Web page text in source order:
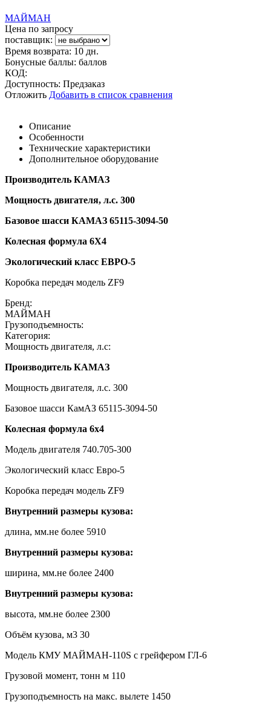
МАЙМАН
Цена по запросу
поставщик:
Время возврата: 10 дн.
Бонусные баллы: баллов
КОД:
Доступность: Предзаказ
Отложить Добавить в список сравнения
Описание
Особенности
Технические характеристики
Дополнительное оборудование
Производитель КАМАЗ
Мощность двигателя, л.с. 300
Базовое шасси КАМАЗ 65115-3094-50
Колесная формула 6Х4
Экологический класс ЕВРО-5
Коробка передач модель ZF9
Бренд:
МАЙМАН
Грузоподъемность:
Категория:
Мощность двигателя, л.с:
Производитель КАМАЗ
Мощность двигателя, л.с. 300
Базовое шасси КамАЗ 65115-3094-50
Колесная формула 6х4
Модель двигателя 740.705-300
Экологический класс Евро-5
Коробка передач модель ZF9
Внутренний размеры кузова:
длина, мм.не более 5910
Внутренний размеры кузова:
ширина, мм.не более 2400
Внутренний размеры кузова:
высота, мм.не более 2300
Объём кузова, м3 30
Модель КМУ МАЙМАН-110S с грейфером ГЛ-6
Грузовой момент, тонн м 110
Грузоподъемность на макс. вылете 1450